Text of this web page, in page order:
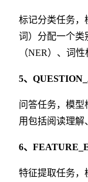
标记分类任务，
词）分配一个类
（NER）、词
5、
问答任务，模型
用包括阅读理解
6、
特征提取任务，